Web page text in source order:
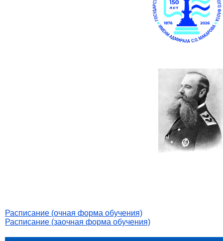
Расписание (очная форма обучения)
Расписание (заочная форма обучения)